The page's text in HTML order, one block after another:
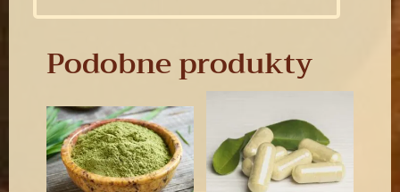
Podobne produkty